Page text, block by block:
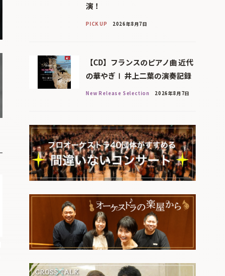
演！
PICK UP 2026年8月7日
【CD】フランスのピアノ曲 近代
の華やぎⅠ 井上二葉の演奏記録
New Release Selection 2026年8月7日